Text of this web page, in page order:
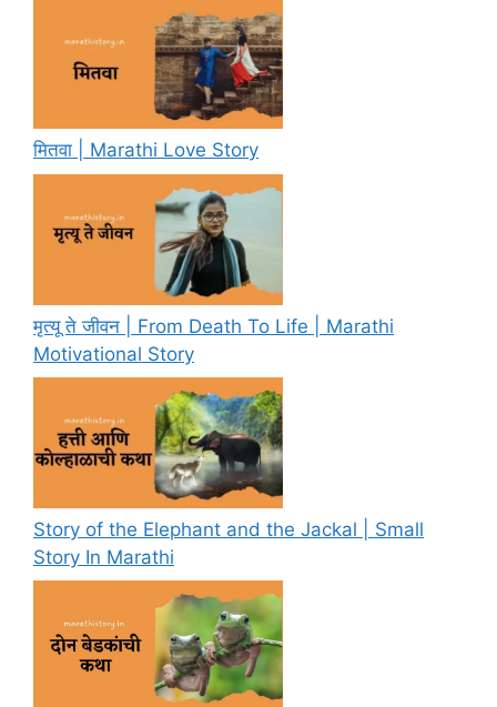
मितवा | Marathi Love Story
मृत्यू ते जीवन | From Death To Life | Marathi
Motivational Story
Story of the Elephant and the Jackal | Small
Story In Marathi